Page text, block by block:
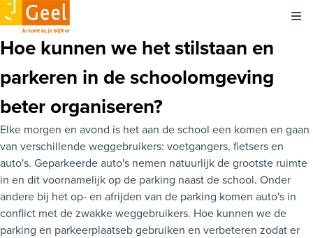
Hoe kunnen we het stilstaan en
parkeren in de schoolomgeving
beter organiseren?
Elke morgen en avond is het aan de school een komen en gaan
van verschillende weggebruikers: voetgangers, fietsers en
auto's. Geparkeerde auto's nemen natuurlijk de grootste ruimte
in en dit voornamelijk op de parking naast de school. Onder
andere bij het op- en afrijden van de parking komen auto's in
conflict met de zwakke weggebruikers. Hoe kunnen we de
parking en parkeerplaatseb gebruiken en verbeteren zodat er